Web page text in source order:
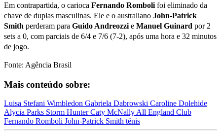
Em contrapartida, o carioca Fernando Romboli foi eliminado da
chave de duplas masculinas. Ele e o australiano John-Patrick
Smith perderam para Guido Andreozzi e Manuel Guinard por 2
sets a 0, com parciais de 6/4 e 7/6 (7-2), após uma hora e 32 minutos
de jogo.
Fonte: Agência Brasil
Mais conteúdo sobre:
Luisa Stefani Wimbledon Gabriela Dabrowski Caroline Dolehide
Alycia Parks Storm HunterCaty McNally All England Club
Fernando Romboli John-Patrick Smith tênis